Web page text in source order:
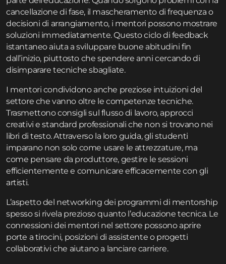
cancellazione di fase, il mascheramento di frequenza o
decisioni di arrangiamento, i mentori possono mostrare
soluzioni immediatamente. Questo ciclo di feedback
istantaneo aiuta a sviluppare buone abitudini fin
dall’inizio, piuttosto che spendere anni cercando di
disimparare tecniche sbagliate.
I mentori condividono anche preziose intuizioni del
settore che vanno oltre le competenze tecniche.
Trasmettono consigli sul flusso di lavoro, approcci
creativi e standard professionali che non si trovano nei
libri di testo. Attraverso la loro guida, gli studenti
imparano non solo come usare le attrezzature, ma
come pensare da produttore, gestire le sessioni
efficientemente e comunicare efficacemente con gli
artisti.
L’aspetto del networking dei programmi di mentorship
spesso si rivela prezioso quanto l’educazione tecnica. Le
connessioni dei mentori nel settore possono aprire
porte a tirocini, posizioni di assistente o progetti
collaborativi che aiutano a lanciare carriere.